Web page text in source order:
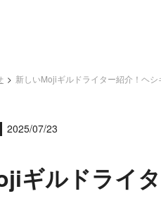
新しいMojiギルドライター紹介！ヘ
2025/07/23
ギルドライ